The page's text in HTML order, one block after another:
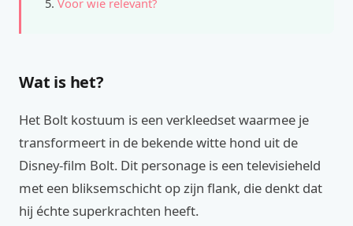
Voor wie relevant?
Wat is het?
Het Bolt kostuum is een verkleedset waarmee je
transformeert in de bekende witte hond uit de
Disney-film Bolt. Dit personage is een televisieheld
met een bliksemschicht op zijn flank, die denkt dat
hij échte superkrachten heeft.